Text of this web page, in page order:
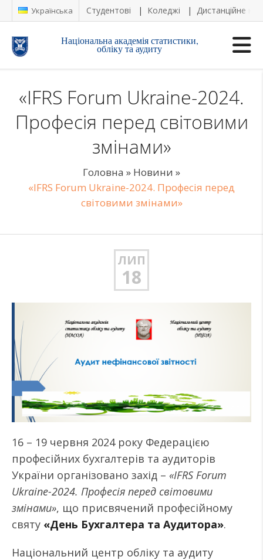
Українська Студентові Коледжі Дистанційне
Національна академія статистики,
обліку та аудиту
«IFRS Forum Ukraine-2024.
Професія перед світовими
змінами»
Головна » Новини »
«IFRS Forum Ukraine-2024. Професія перед
світовими змінами»
ЛИП
18
16 – 19 червня 2024 року Федерацією
професійних бухгалтерів та аудиторів
України організовано захід – «IFRS Forum
Ukraine-2024. Професія перед світовими
змінами», що присвячений професійному
святу «День Бухгалтера та Аудитора».
Національний центр обліку та аудиту